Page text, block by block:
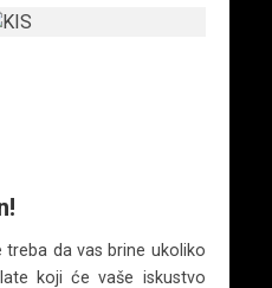
da vas brine ukoliko
koji će vaše iskustvo